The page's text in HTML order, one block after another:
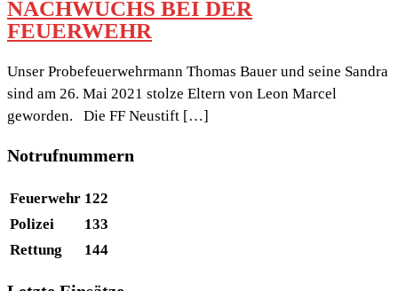
NACHWUCHS BEI DER
FEUERWEHR
Unser Probefeuerwehrmann Thomas Bauer und seine Sandra
sind am 26. Mai 2021 stolze Eltern von Leon Marcel
geworden. Die FF Neustift […]
Notrufnummern
Feuerwehr 122
Polizei
133
Rettung
144